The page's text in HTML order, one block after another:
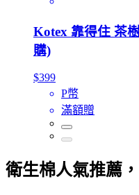
Kotex 靠得住 茶
購)
$399
P幣
滿額贈
衛生棉人氣推薦